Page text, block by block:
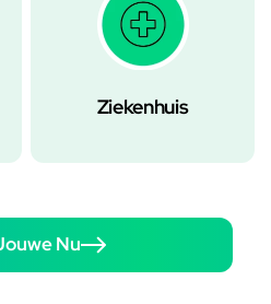
Ziekenhuis
Nu